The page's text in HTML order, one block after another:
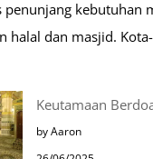
penunjang kebutuhan
halal dan masjid.
Keutamaan
by Aaron